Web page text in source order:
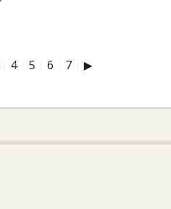
4| 5 6 7| ▶